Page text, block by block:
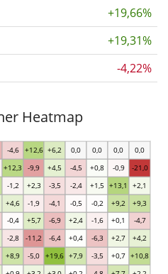
+19,66%
+19,31%
-4,22%
Heatmap
+8,9 -5,0 +19,6 +7,9 -3,5 +0,7 +10,8
-2,8 -11,2 -6,4 +0,4 -6,3 +2,7 +4,2
-0,4 +5,7 -6,9 +2,4 -1,6 +0,1 -4,7
+4,6 -1,9 -4,1 -0,5 -0,2 +9,2 +9,3
-1,2 +2,3 -3,5 -2,4 +1,5 +13,1 +2,1
+12,3 -9,9 +4,5 -4,5 +0,8 -0,9 -21,0
-4,6 +12,6 +6,2 0,0 0,0 0,0 0,0